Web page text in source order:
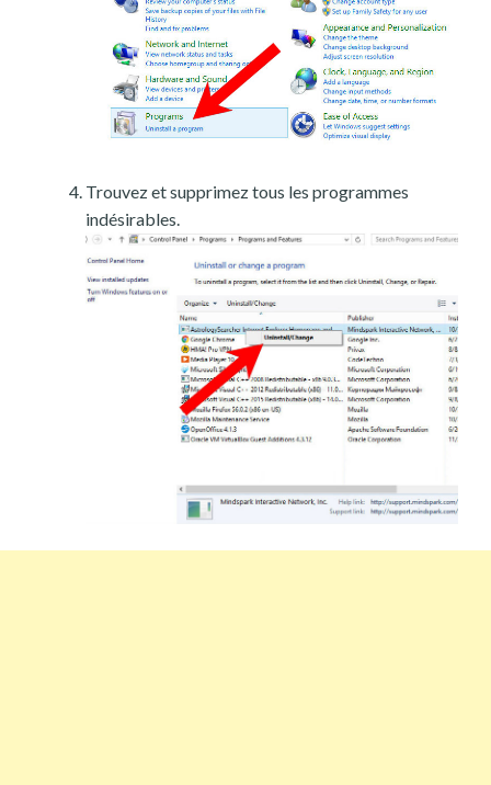
Trouvez et supprimez tous les programmes
indésirables.